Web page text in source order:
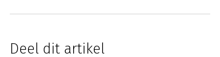
Deel dit artikel